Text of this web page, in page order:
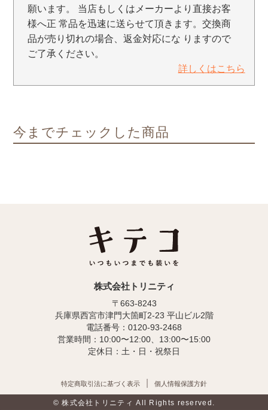
願います。 当店もしくはメーカーより直接お客
様へ正 常品を迅速に送らせて頂きます。交換商
品が売り切れの場合、返金対応にな りますので
ご了承ください。
詳しくはこちら
今までチェックした商品
株式会社トリニティ
〒663-8243
兵庫県西宮市津門大箇町2-23 平山ビル2階
電話番号：0120-93-2468
営業時間：10:00〜12:00、13:00〜15:00
定休日：土・日・祝祭日
特定商取引法に基づく表示 個人情報保護方針
© 株式会社トリニティ All Rights reserved.